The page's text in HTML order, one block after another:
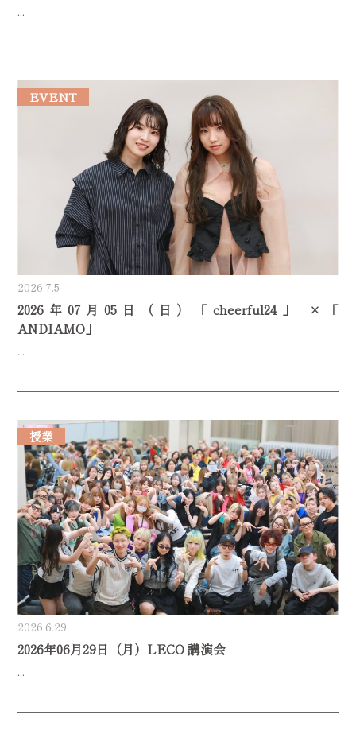
...
EVENT
2026.7.5
2026年07月05日（日）「cheerful24」 ×「
ANDIAMO」
...
授業
2026.6.29
2026年06月29日（月）LECO 講演会
...